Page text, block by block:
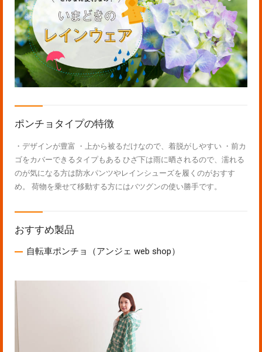
ポンチョタイプの特徴
・デザインが豊富 ・上から被るだけなので、着脱がしやすい ・前カ
ゴをカバーできるタイプもある ひざ下は雨に晒されるので、濡れる
のが気になる方は防水パンツやレインシューズを履くのがおすす
め。 荷物を乗せて移動する方にはバツグンの使い勝手です。
おすすめ製品
自転車ポンチョ（アンジェ web shop）